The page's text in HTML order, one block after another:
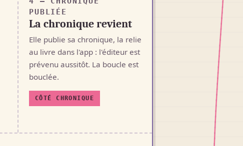
PUBLIÉE
La chronique revient
Elle publie sa chronique, la relie
au livre dans l'app : l'éditeur est
prévenu aussitôt. La boucle est
bouclée.
CÔTÉ CHRONIQUE